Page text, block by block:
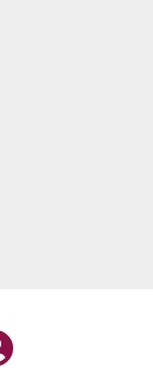
Fy